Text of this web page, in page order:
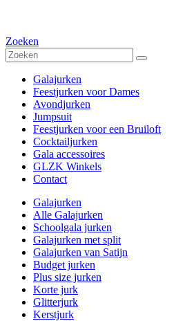
Zoeken
Galajurken
Feestjurken voor Dames
Avondjurken
Jumpsuit
Feestjurken voor een Bruiloft
Cocktailjurken
Gala accessoires
GLZK Winkels
Contact
Galajurken
Alle Galajurken
Schoolgala jurken
Galajurken met split
Galajurken van Satijn
Budget jurken
Plus size jurken
Korte jurk
Glitterjurk
Kerstjurk